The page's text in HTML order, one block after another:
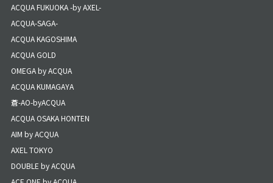
ACQUA FUKUOKA -by AXEL-
ACQUA-SAGA-
ACQUA KAGOSHIMA
ACQUA GOLD
OMEGA by ACQUA
ACQUA KUMAGAYA
蒼-AO-byACQUA
ACQUA OSAKA HONTEN
AIM by ACQUA
AXEL TOKYO
DOUBLE by ACQUA